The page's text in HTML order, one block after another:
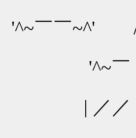
￣~^' /
￣